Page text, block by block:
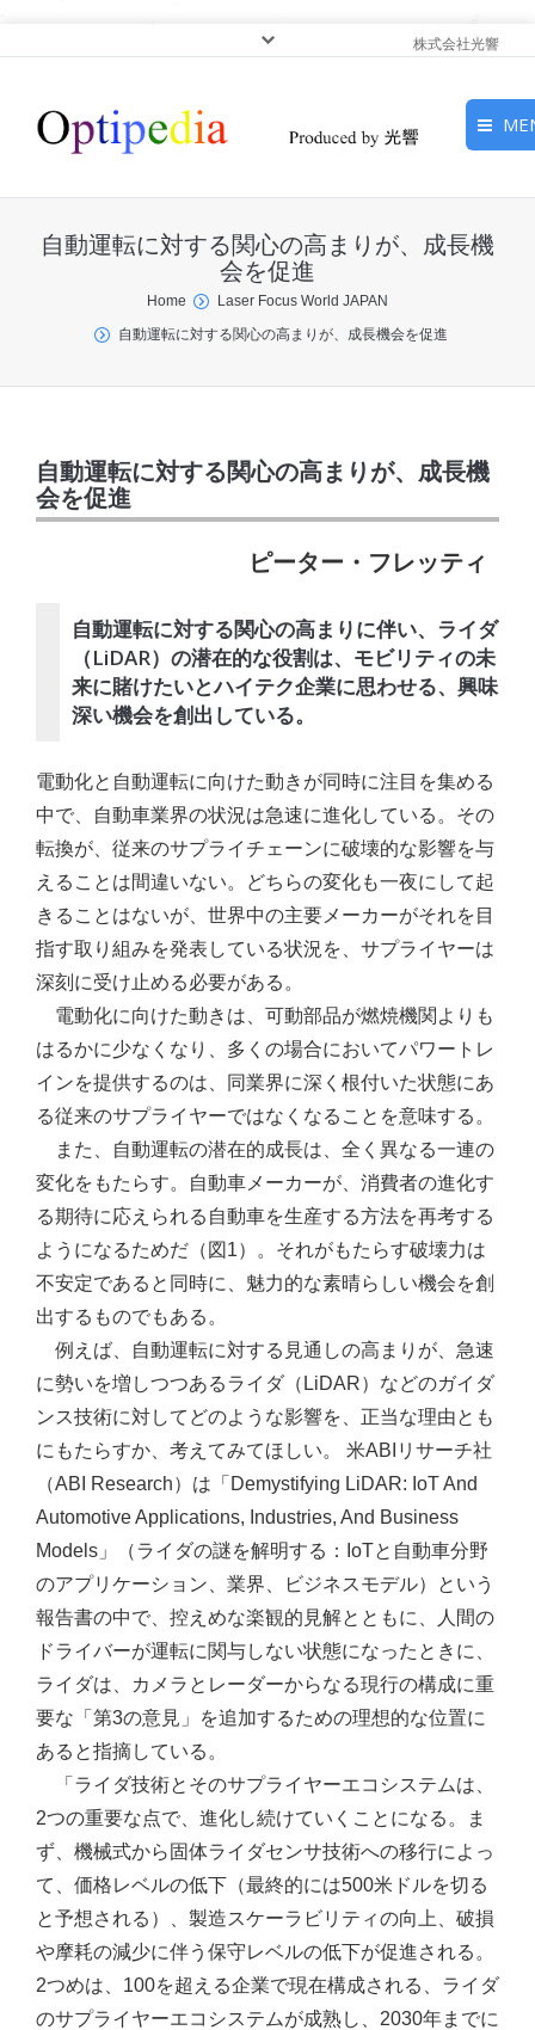
株式会社光響
ピックアップ
サービス
自動運転に対する関心の高まりが、成長機
会を促進
You are here:Home
Laser Focus World JAPAN
自動運転に対する関心の高まりが、成長機会を促進
自動運転に対する関心の高まりが、成長機
会を促進
ピーター・フレッティ
自動運転に対する関心の高まりに伴い、ライダ
（LiDAR）の潜在的な役割は、モビリティの未
来に賭けたいとハイテク企業に思わせる、興味
深い機会を創出している。
電動化と自動運転に向けた動きが同時に注目を集める
中で、自動車業界の状況は急速に進化している。その
転換が、従来のサプライチェーンに破壊的な影響を与
えることは間違いない。どちらの変化も一夜にして起
きることはないが、世界中の主要メーカーがそれを目
指す取り組みを発表している状況を、サプライヤーは
深刻に受け止める必要がある。
電動化に向けた動きは、可動部品が燃焼機関よりも
はるかに少なくなり、多くの場合においてパワートレ
インを提供するのは、同業界に深く根付いた状態にあ
る従来のサプライヤーではなくなることを意味する。
また、自動運転の潜在的成長は、全く異なる一連の
変化をもたらす。自動車メーカーが、消費者の進化す
る期待に応えられる自動車を生産する方法を再考する
ようになるためだ（図1）。それがもたらす破壊力は
不安定であると同時に、魅力的な素晴らしい機会を創
出するものでもある。
例えば、自動運転に対する見通しの高まりが、急速
に勢いを増しつつあるライダ（LiDAR）などのガイダ
ンス技術に対してどのような影響を、正当な理由とも
にもたらすか、考えてみてほしい。 米ABIリサーチ社
（ABI Research）は「Demystifying LiDAR: IoT And
Automotive Applications, Industries, And Business
Models」（ライダの謎を解明する：IoTと自動車分野
のアプリケーション、業界、ビジネスモデル）という
報告書の中で、控えめな楽観的見解とともに、人間の
ドライバーが運転に関与しない状態になったときに、
ライダは、カメラとレーダーからなる現行の構成に重
要な「第3の意見」を追加するための理想的な位置に
あると指摘している。
「ライダ技術とそのサプライヤーエコシステムは、
2つの重要な点で、進化し続けていくことになる。ま
ず、機械式から固体ライダセンサ技術への移行によっ
て、価格レベルの低下（最終的には500米ドルを切る
と予想される）、製造スケーラビリティの向上、破損
や摩耗の減少に伴う保守レベルの低下が促進される。
2つめは、100を超える企業で現在構成される、ライダ
のサプライヤーエコシステムが成熟し、2030年までに